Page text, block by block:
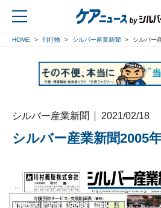
HOME 刊行物 シルバー産業新聞 シルバー
シルバー産業新聞 2021/02/18
シルバー産業新聞2005